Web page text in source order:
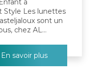
Style Les lunettes
sont un
chez AL...
En savoir plus